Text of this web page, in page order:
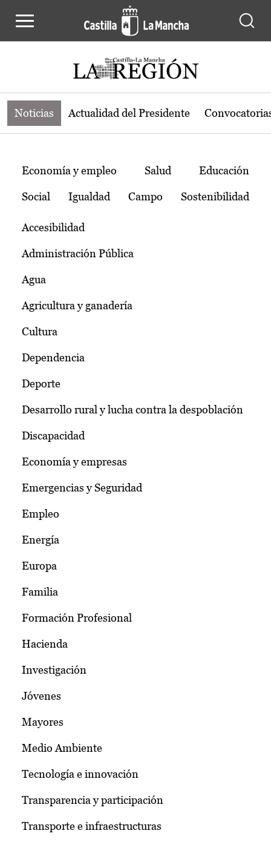
Noticias de la región de Castilla-La
Noticias Actualidad del Presidente
Temas
Economía y empleo Salud Educación
Social Igualdad Campo Sostenibilidad
Accesibilidad
Administración Pública
Agua
Agricultura y ganadería
Cultura
Dependencia
Deporte
Desarrollo rural y lucha contra la despoblación
Discapacidad
Economía y empresas
Emergencias y Seguridad
Empleo
Energía
Europa
Familia
Formación Profesional
Hacienda
Investigación
Jóvenes
Mayores
Medio Ambiente
Tecnología e innovación
Transparencia y participación
Transporte e infraestructuras